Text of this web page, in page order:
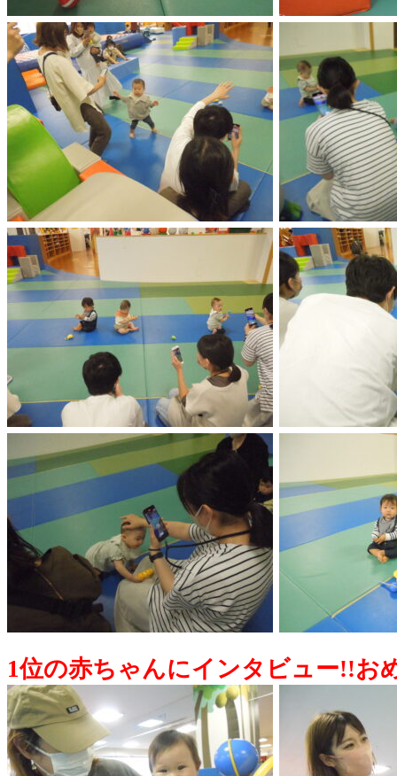
1位の赤ちゃんにインタビュー!!お